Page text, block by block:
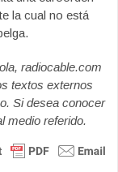
la cual no está
radiocable.com
textos externos
Si desea conocer
medio referido.